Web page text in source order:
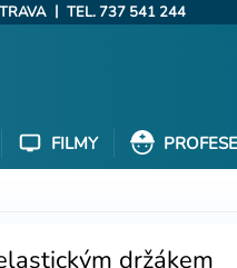
| TEL. 737 541 244
FILMY
držákem